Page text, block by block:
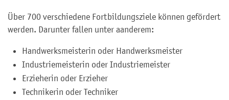
Über 700 verschiedene Fortbildungsziele können gefördert
werden. Darunter fallen unter aanderem:
Handwerksmeisterin oder Handwerksmeister
Industriemeisterin oder Industriemeister
Erzieherin oder Erzieher
Technikerin oder Techniker